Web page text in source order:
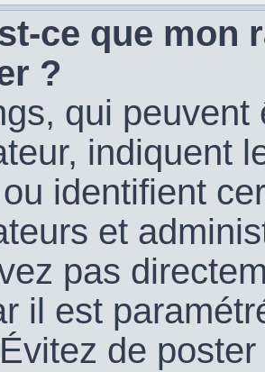
ce que mon
?
qui
indiquent
identifient
et
pas
il est
de